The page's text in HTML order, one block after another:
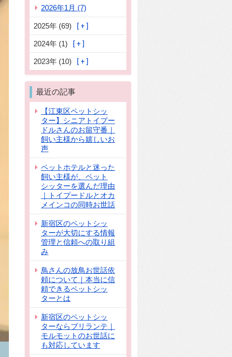
2026年1月 (7)
2025年 (69)
2024年 (1)
2023年 (10)
最近の記事
【江東区ペットシッ
ター】シニアトイプー
ドルさんのお留守番｜
飼い主様から嬉しいお
声
ペットホテルと迷った
飼い主様が、ペット
シッターを選んだ理由
｜トイプードルとオカ
メインコの同時お世話
新宿区のペットシッ
ターが大切にする情報
管理と信頼への取り組
み
鳥さんの放鳥お世話依
頼について｜本当に信
頼できるペットシッ
ターとは
新宿区のペットシッ
ターならブリランテ｜
モルモットのお世話に
も対応しています